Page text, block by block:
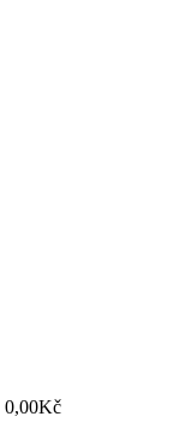
0,00Kč